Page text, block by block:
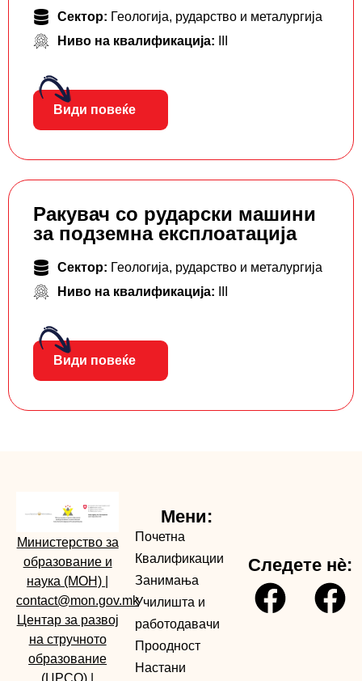
Сектор: Геологија, рударство и металургија
Ниво на квалификација:
Види повеќе
Ракувач со рударски машини
за подземна експлоатација
Сектор: Геологија, рударство и металургија
Ниво на квалификација:
Види повеќе
Министерство за
образование и
наука (МОН)
contact@mon.gov.mk
Центар за развој
на стручното
образование
Мени:
Почетна
Квалификации
Занимања
Училишта и
работодавачи
Проодност
Настани
Следете нè: